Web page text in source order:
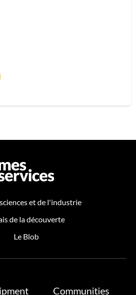
et de l'industrie
de la découverte
Le Blob
Communities